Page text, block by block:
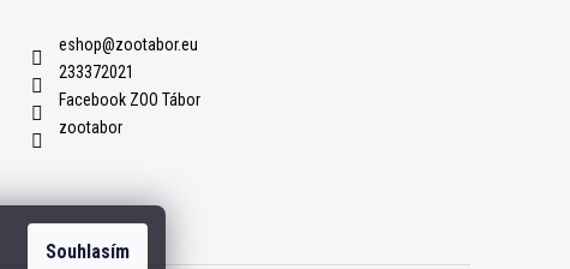
Souhlasím
eshop@zootabor.eu
233372021
Facebook ZOO Tábor
zootabor